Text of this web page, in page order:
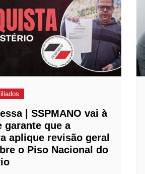
| SSPMANO vai à
garante que a
aplique revisão geral
o Piso Nacional do